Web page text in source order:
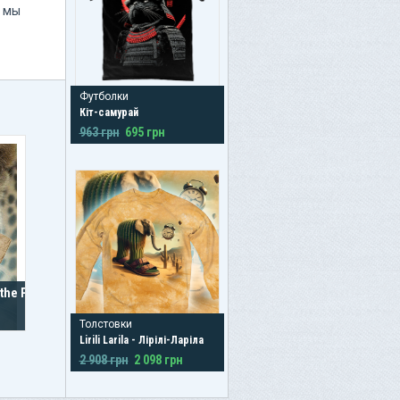
мы
Prowl
Футболки
Кіт-самурай
963 грн 695 грн
Толстовки
Lirili Larila - Лірілі-Ларіла
2 908 грн 2 098 грн